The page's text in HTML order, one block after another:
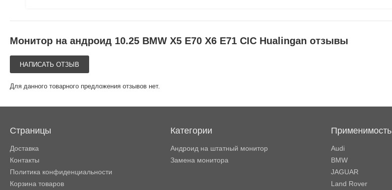
Монитор на андроид 10.25 BMW X5 E70 X6 E71 CIC Hualingan отзывы
НАПИСАТЬ ОТЗЫВ
Для данного товарного предложения отзывов нет.
Страницы
Доставка
Контакты
Политика конфиденциальности
Корзина товаров
Категории
Андроид на штатный монитор
Замена монитора
Применимость
Audi
BMW
JAGUAR
Land Rover